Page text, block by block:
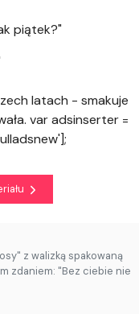
piątek?"
latach - smakuje
var adsinserter =
z walizką spakowaną
zdaniem: "Bez ciebie nie